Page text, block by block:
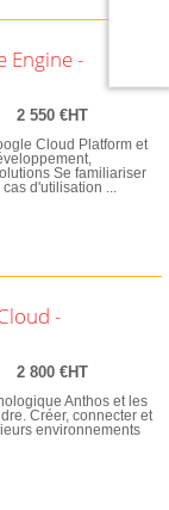
Engine -
2 550 €HT
Cloud Platform et
Se familiariser
d'utilisation ...
-
2 800 €HT
Anthos et les
Créer, connecter et
environnements